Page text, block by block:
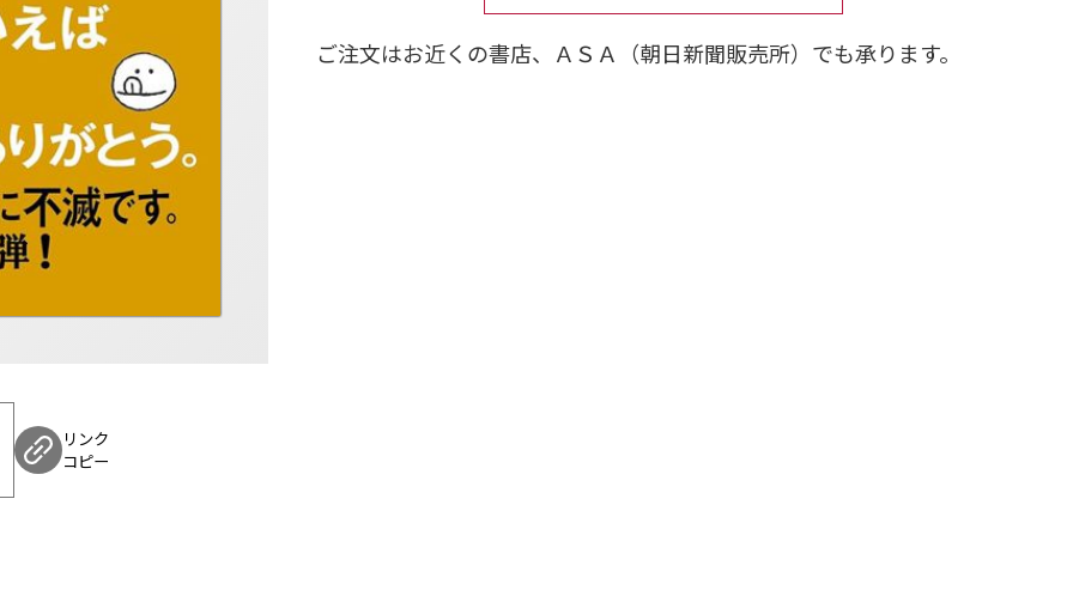
リンク
コピー
ご注文はお近くの書店、ＡＳＡ（朝日新聞販売所）でも承ります。